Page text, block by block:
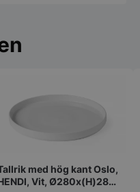
med hög kant Oslo,
Vit, Ø280x(H)28